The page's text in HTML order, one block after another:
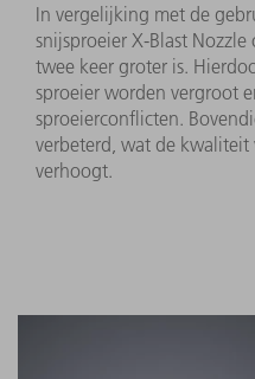
In vergelijking met de
snijsproeier X-Blast
twee keer groter is.
sproeier worden vergroot
sproeierconflicten.
verbeterd, wat de
verhoogt.